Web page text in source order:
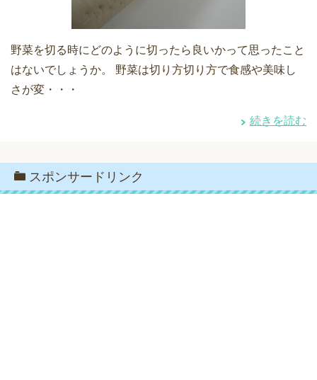
野菜を切る時にどのように切ったら良いかって思ったこと
はないでしょうか。 野菜は切り方切り方で食感や美味し
さが変・・・
続きを読む
スポンサードリンク